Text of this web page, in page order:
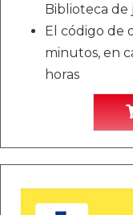
Biblioteca de
El código de
minutos, en
horas